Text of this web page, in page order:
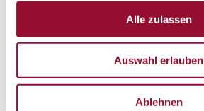
Alle zulassen
Auswahl erlauben
Ablehnen
Kontakt
Vertrieb
Vertrieb